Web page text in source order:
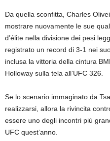
Da quella sconfitta, Charles
mostrare nuovamente le sue
d’élite nella divisione dei pesi
registrato un record di 3-1 nei
inclusa la vittoria della cintura
Holloway sulla tela all’UFC 326.
Se lo scenario immaginato da
realizzarsi, allora la rivincita
essere uno degli incontri più
UFC quest’anno.